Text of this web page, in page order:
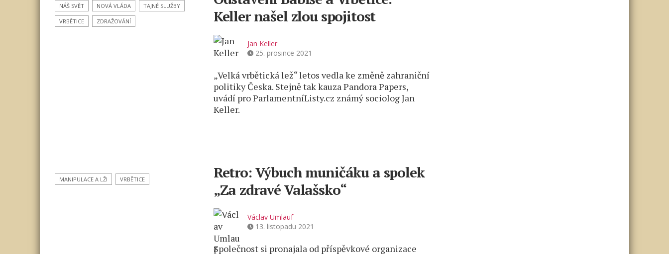
NÁŠ SVĚT NOVÁ VLÁDA TAJNÉ SLUŽBY
VRBĚTICE ZDRAŽOVÁNÍ
Keller našel zlou spojitost
Jan Keller
25. prosince 2021
„Velká vrbětická lež“ letos vedla ke změně zahraniční
politiky Česka. Stejně tak kauza Pandora Papers,
uvádí pro ParlamentníListy.cz známý sociolog Jan
Keller.
MANIPULACE A LŽI VRBĚTICE
Retro: Výbuch muničáku a spolek
„Za zdravé Valašsko“
Václav Umlauf
13. listopadu 2021
Společnost si pronajala od příspěvkové organizace